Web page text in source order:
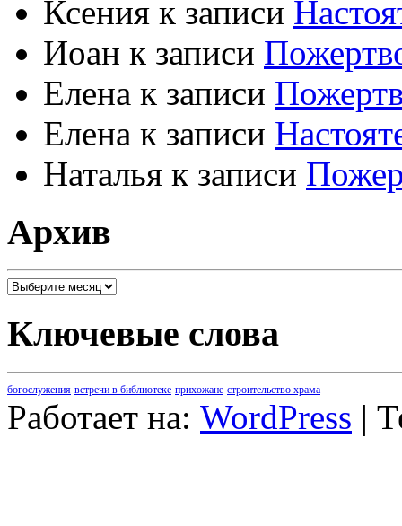
Ксения к записи
Иоан к записи
Елена к записи
Елена к записи
Наталья к записи
Архив
Архив
Ключевые слова
богослужения встречи в библиотеке прихожане строительство храма
Работает на: WordPress |